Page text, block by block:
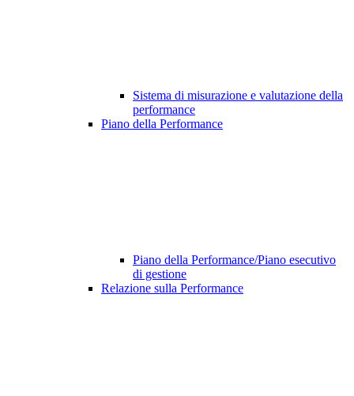
Sistema di misurazione e valutazione della
performance
Piano della Performance
Piano della Performance/Piano esecutivo
di gestione
Relazione sulla Performance